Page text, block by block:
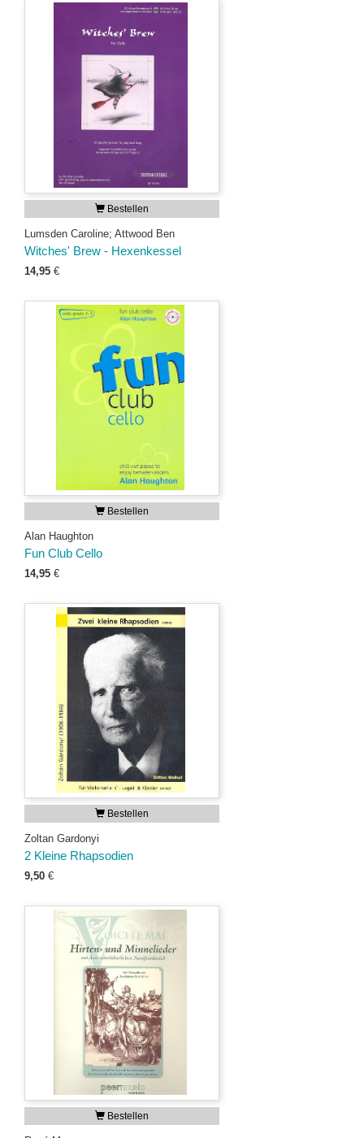
Bestellen
Lumsden Caroline; Attwood Ben
Witches' Brew - Hexenkessel
14,95 €
Bestellen
Alan Haughton
Fun Club Cello
14,95 €
Bestellen
Zoltan Gardonyi
2 Kleine Rhapsodien
9,50 €
Bestellen